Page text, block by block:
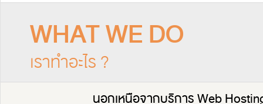
WHAT WE DO
เราทำอะไร ?
นอกเหนือจากบริการ Web